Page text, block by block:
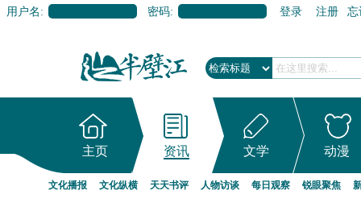
用户名: 密码: 登录 注册 忘
主页 资讯 文学 动漫
文化播报 文化纵横 天天书评 人物访谈 每日观察 锐眼聚焦